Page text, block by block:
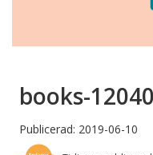
books-
Publicerad: 2019-06-10